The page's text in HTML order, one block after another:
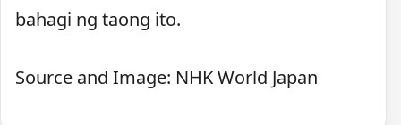
bahagi ng taong ito.
Source and Image: NHK World Japan